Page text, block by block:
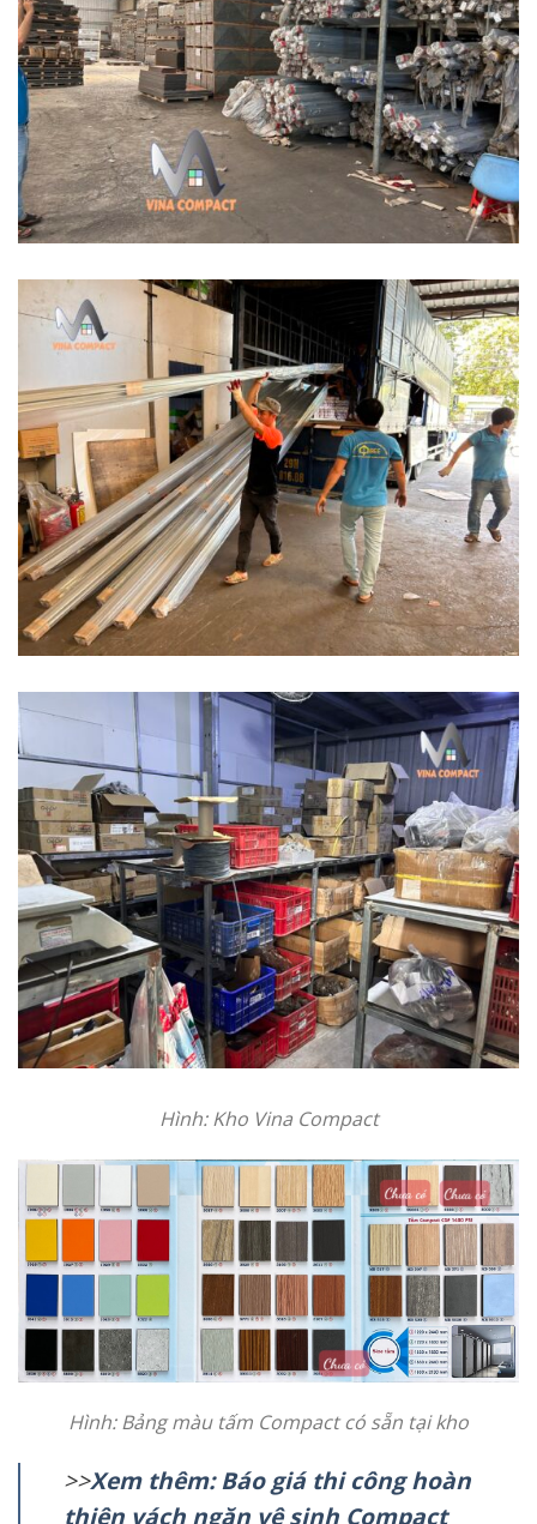
Hình: Kho Vina Compact
Hình: Bảng màu tấm Compact có sẵn tại kho
>>Xem thêm: Báo giá thi công hoàn
thiện vách ngăn vệ sinh Compact